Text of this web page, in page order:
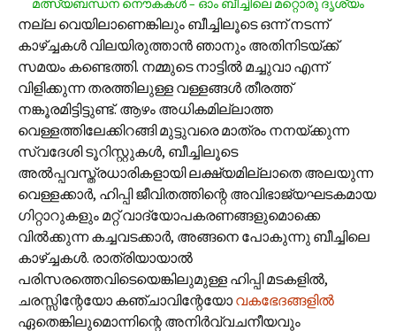
മത്സ്യബന്ധന നൌകകള്‍ – ഓം ബീച്ചിലെ മറ്റൊരു ദൃശ്യം
നല്ല വെയിലാണെങ്കിലും ബീച്ചിലൂടെ ഒന്ന് നടന്ന്
കാഴ്ച്ചകള്‍ വിലയിരുത്താന്‍ ഞാനും അതിനിടയ്ക്ക്
സമയം കണ്ടെത്തി. നമ്മുടെ നാട്ടില്‍ മച്ചുവാ എന്ന്
വിളിക്കുന്ന തരത്തിലുള്ള വള്ളങ്ങള്‍ തീരത്ത്
നങ്കൂരമിട്ടിട്ടുണ്ട്. ആഴം അധികമില്ലാത്ത
വെള്ളത്തിലേക്കിറങ്ങി മുട്ടുവരെ മാത്രം നനയ്ക്കുന്ന
സ്വദേശി ടൂറിസ്റ്റുകള്‍, ബീച്ചിലൂടെ
അല്‍പ്പവസ്ത്രധാരികളായി ലക്ഷ്യമില്ലാതെ അലയുന്ന
വെള്ളക്കാര്‍, ഹിപ്പി ജീവിതത്തിന്റെ അവിഭാജ്യഘടകമായ
ഗിറ്റാറുകളും മറ്റ് വാദ്യോപകരണങ്ങളുമൊക്കെ
വില്‍ക്കുന്ന കച്ചവടക്കാര്‍, അങ്ങനെ പോകുന്നു ബീച്ചിലെ
കാഴ്ച്ചകള്‍. രാത്രിയായാല്‍
പരിസരത്തെവിടെയെങ്കിലുമുള്ള ഹിപ്പി മടകളില്‍,
ചരസ്സിന്റേയോ കഞ്ചാവിന്റേയോ വകഭേദങ്ങളില്‍
ഏതെങ്കിലുമൊന്നിന്റെ അനിര്‍വ്വചനീയവും